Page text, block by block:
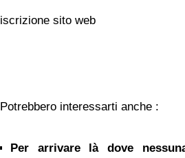
iscrizione sito web
Potrebbero interessarti anche :
Per arrivare là dove